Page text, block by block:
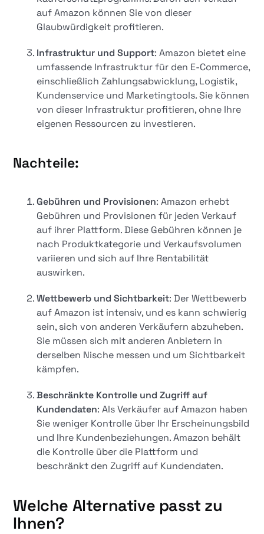
auf Amazon können Sie von dieser
Glaubwürdigkeit profitieren.
Infrastruktur und Support: Amazon bietet eine
umfassende Infrastruktur für den E-Commerce,
einschließlich Zahlungsabwicklung, Logistik,
Kundenservice und Marketingtools. Sie können
von dieser Infrastruktur profitieren, ohne Ihre
eigenen Ressourcen zu investieren.
Nachteile:
Gebühren und Provisionen: Amazon erhebt
Gebühren und Provisionen für jeden Verkauf
auf ihrer Plattform. Diese Gebühren können je
nach Produktkategorie und Verkaufsvolumen
variieren und sich auf Ihre Rentabilität
auswirken.
Wettbewerb und Sichtbarkeit: Der Wettbewerb
auf Amazon ist intensiv, und es kann schwierig
sein, sich von anderen Verkäufern abzuheben.
Sie müssen sich mit anderen Anbietern in
derselben Nische messen und um Sichtbarkeit
kämpfen.
Beschränkte Kontrolle und Zugriff auf
Kundendaten: Als Verkäufer auf Amazon haben
Sie weniger Kontrolle über Ihr Erscheinungsbild
und Ihre Kundenbeziehungen. Amazon behält
die Kontrolle über die Plattform und
beschränkt den Zugriff auf Kundendaten.
Welche Alternative passt zu
Ihnen?